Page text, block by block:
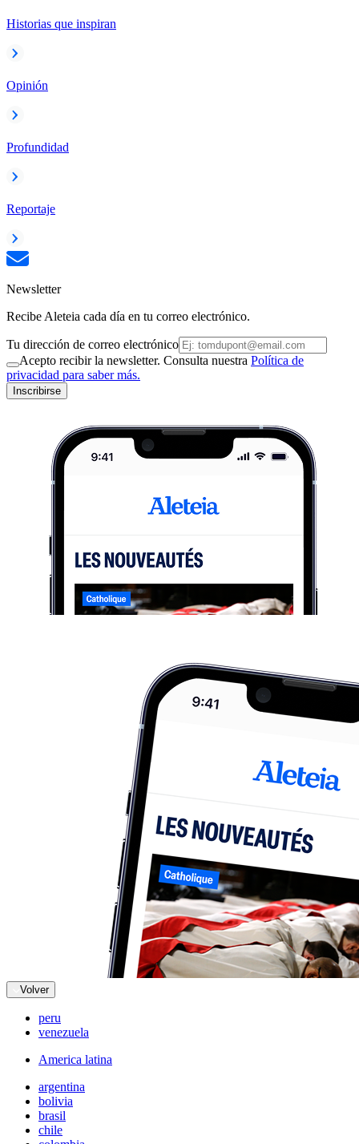
Historias que inspiran
Opinión
Profundidad
Reportaje
Newsletter
Recibe Aleteia cada día en tu correo electrónico.
Tu dirección de correo electrónico
Acepto recibir la newsletter. Consulta nuestra Política de
privacidad para saber más.
Inscribirse
Volver
peru
venezuela
America latina
argentina
bolivia
brasil
chile